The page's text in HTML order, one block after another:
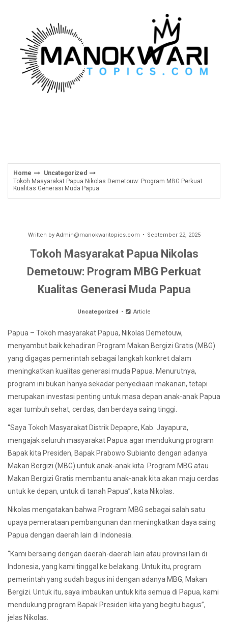
Home
Uncategorized
Tokoh Masyarakat Papua Nikolas Demetouw: Program MBG Perkuat
Kualitas Generasi Muda Papua
Written by Admin@manokwaritopics.com September 22, 2025
Tokoh Masyarakat Papua Nikolas
Demetouw: Program MBG Perkuat
Kualitas Generasi Muda Papua
Uncategorized Article
Papua – Tokoh masyarakat Papua, Nikolas Demetouw,
menyambut baik kehadiran Program Makan Bergizi Gratis (MBG)
yang digagas pemerintah sebagai langkah konkret dalam
meningkatkan kualitas generasi muda Papua. Menurutnya,
program ini bukan hanya sekadar penyediaan makanan, tetapi
merupakan investasi penting untuk masa depan anak-anak Papua
agar tumbuh sehat, cerdas, dan berdaya saing tinggi.
“Saya Tokoh Masyarakat Distrik Depapre, Kab. Jayapura,
mengajak seluruh masyarakat Papua agar mendukung program
Bapak kita Presiden, Bapak Prabowo Subianto dengan adanya
Makan Bergizi (MBG) untuk anak-anak kita. Program MBG atau
Makan Bergizi Gratis membantu anak-anak kita akan maju cerdas
untuk ke depan, untuk di tanah Papua”, kata Nikolas.
Nikolas mengatakan bahwa Program MBG sebagai salah satu
upaya pemerataan pembangunan dan meningkatkan daya saing
Papua dengan daerah lain di Indonesia.
“Kami bersaing dengan daerah-daerah lain atau provinsi lain di
Indonesia, yang kami tinggal ke belakang. Untuk itu, program
pemerintah yang sudah bagus ini dengan adanya MBG, Makan
Bergizi. Untuk itu, saya imbaukan untuk kita semua di Papua, kami
mendukung program Bapak Presiden kita yang begitu bagus”,
jelas Nikolas.